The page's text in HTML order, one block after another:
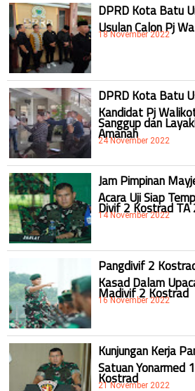
DPRD Kota Batu
Usulan Calon Pj
18 November 2022
DPRD Kota Batu
Kandidat Pj
Sanggup dan
Amanah
24 November 2022
Jam Pimpinan
Acara Uji Siap
Divif 2 Kostrad TA
14 November 2022
Pangdivif 2
Kasad Dalam
Madivif 2 Kostrad
16 November 2022
Kunjungan Kerja
Satuan Yonarmed
Kostrad
21 November 2022